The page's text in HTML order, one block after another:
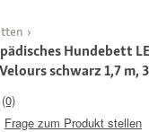
Hundebett
schwarz 1,7 m,
(0)
Frage zum Produkt stellen